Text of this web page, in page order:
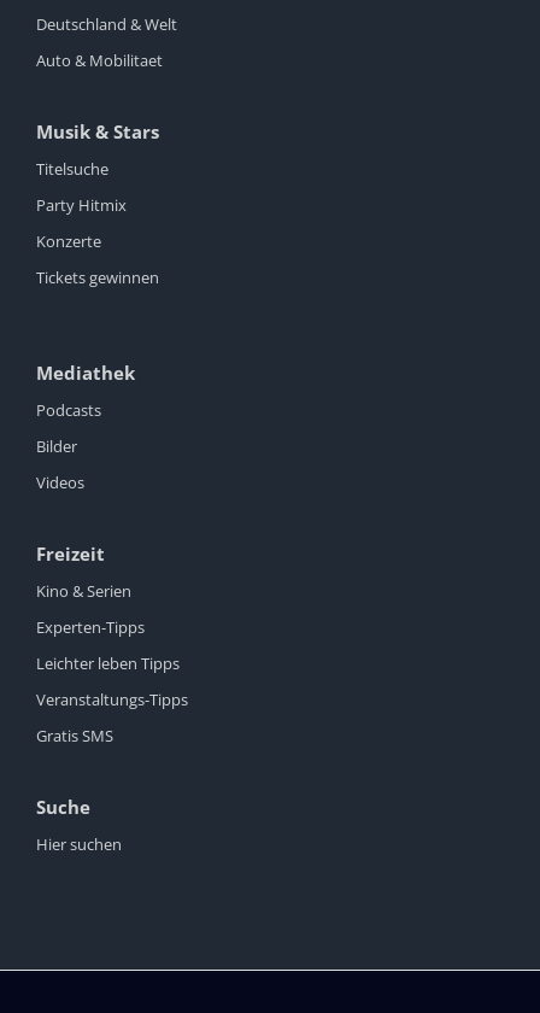
Deutschland & Welt
Auto & Mobilitaet
Musik & Stars
Titelsuche
Party Hitmix
Konzerte
Tickets gewinnen
Mediathek
Podcasts
Bilder
Videos
Freizeit
Kino & Serien
Experten-Tipps
Leichter leben Tipps
Veranstaltungs-Tipps
Gratis SMS
Suche
Hier suchen